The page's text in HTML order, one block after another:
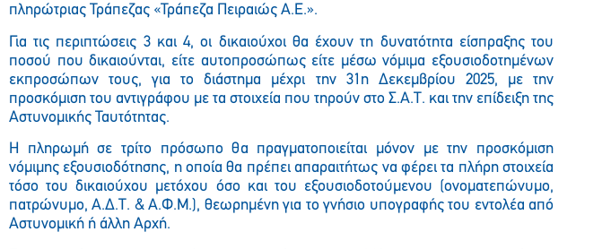
πληρώτριας Τράπεζας «Τράπεζα Πειραιώς Α.Ε.».
Για τις περιπτώσεις 3 και 4, οι δικαιούχοι θα έχουν τη δυνατότητα είσπραξης του
ποσού που δικαιούνται, είτε αυτοπροσώπως είτε μέσω νόμιμα εξουσιοδοτημένων
εκπροσώπων τους, για το διάστημα μέχρι την 31η Δεκεμβρίου 2025, με την
προσκόμιση του αντιγράφου με τα στοιχεία που τηρούν στο Σ.Α.Τ. και την επίδειξη της
Αστυνομικής Ταυτότητας.
Η πληρωμή σε τρίτο πρόσωπο θα πραγματοποιείται μόνον με την προσκόμιση
νόμιμης εξουσιοδότησης, η οποία θα πρέπει απαραιτήτως να φέρει τα πλήρη στοιχεία
τόσο του δικαιούχου μετόχου όσο και του εξουσιοδοτούμενου (ονοματεπώνυμο,
πατρώνυμο, Α.Δ.Τ. & Α.Φ.Μ.), θεωρημένη για το γνήσιο υπογραφής του εντολέα από
Αστυνομική ή άλλη Αρχή.